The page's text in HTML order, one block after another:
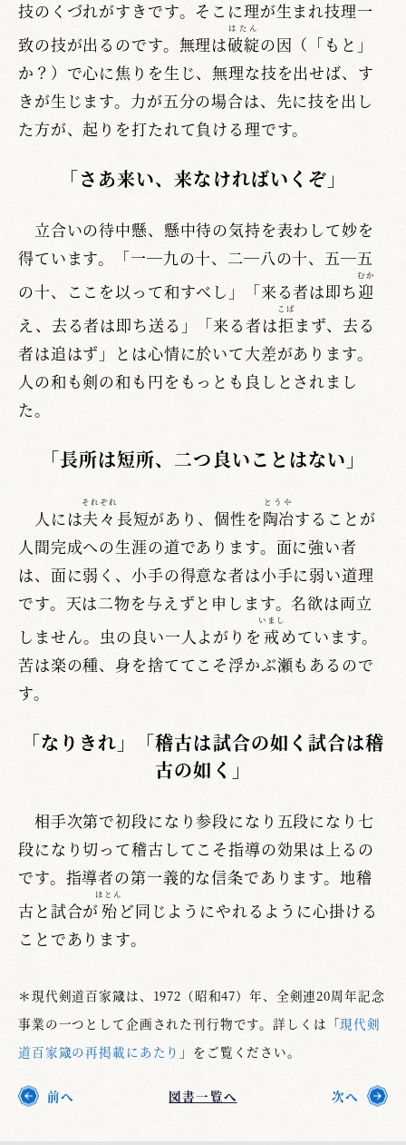
技のくづれがすきです。そこに理が生まれ技理一
致の技が出るのです。無理は破綻
はたん
の因（「もと」
か？）で心に焦りを生じ、無理な技を出せば、す
きが生じます。力が五分の場合は、先に技を出し
た方が、起りを打たれて負ける理です。
「さあ来い、来なければいくぞ」
立合いの待中懸、懸中待の気持を表わして妙を
得ています。「一―九の十、二―八の十、五―五
の十、ここを以って和すべし」「来る者は即ち迎
むか
え、去る者は即ち送る」「来る者は拒
こば
まず、去る
者は追はず」とは心情に於いて大差があります。
人の和も剣の和も円をもっとも良しとされまし
た。
「長所は短所、二つ良いことはない」
人には夫々
それぞれ
長短があり、個性を陶冶
とうや
することが
人間完成への生涯の道であります。面に強い者
は、面に弱く、小手の得意な者は小手に弱い道理
です。天は二物を与えずと申します。名欲は両立
しません。虫の良い一人よがりを 戒
いまし
めています。
苦は楽の種、身を捨ててこそ浮かぶ瀬もあるので
す。
「なりきれ」「稽古は試合の如く試合は稽
古の如く」
相手次第で初段になり参段になり五段になり七
段になり切って稽古してこそ指導の効果は上るの
です。指導者の第一義的な信条であります。地稽
古と試合が殆
ほとん
ど同じようにやれるように心掛ける
ことであります。
＊現代剣道百家箴は、1972（昭和47）年、全剣連20周年記念
事業の一つとして企画された刊行物です。詳しくは「現代剣
道百家箴の再掲載にあたり 」をご覧ください。
前へ 図書一覧へ 次へ